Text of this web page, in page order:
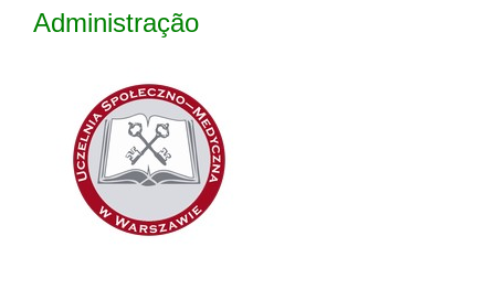
tipo de universidade
status de universidade
Administração